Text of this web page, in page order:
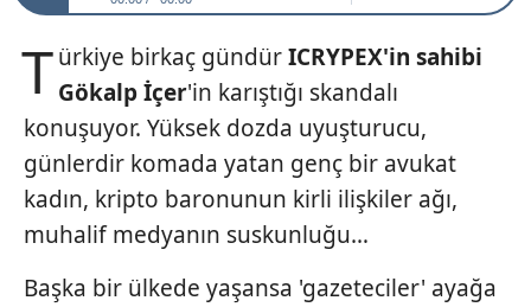
Türkiye birkaç gündürICRYPEX'in sahibi
Gökalpİçer'in karıştığı skandalı
konuşuyor. Yüksek dozda uyuşturucu,
günlerdir komada yatan genç bir avukat
kadın, kripto baronunun kirli ilişkiler ağı,
muhalif medyanın suskunluğu…
Başka bir ülkede yaşansa 'gazeteciler' ayağa